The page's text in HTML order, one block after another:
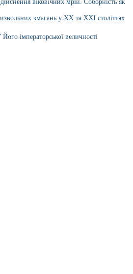
віковічних мрій. Соборність як
змагань у ХХ та ХХІ століттях
імператорської величності